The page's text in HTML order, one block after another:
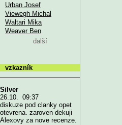
Urban Josef
Viewegh Michal
Waltari Mika
Weaver Ben
další
vzkazník
Silver
26.10. 09:37
diskuze pod clanky opet
otevrena. zaroven dekuji
Alexovy za nove recenze.